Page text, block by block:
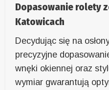
Dopasowanie rolety
Katowicach
Decydując się na
precyzyjne
wnęki okiennej oraz
wymiar gwarantują